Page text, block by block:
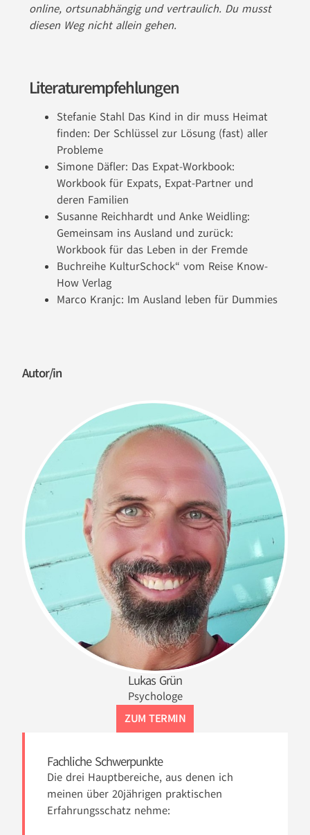
online, ortsunabhängig und vertraulich. Du musst
diesen Weg nicht allein gehen.
Literaturempfehlungen
⁠Stefanie Stahl Das Kind in dir muss Heimat
finden: Der Schlüssel zur Lösung (fast) aller
Probleme
Simone Däfler: Das Expat-Workbook:
Workbook für Expats, Expat-Partner und
deren Familien
Susanne Reichhardt und Anke Weidling:
Gemeinsam ins Ausland und zurück:
Workbook für das Leben in der Fremde
⁠Buchreihe KulturSchock“ vom Reise Know-
How Verlag
⁠Marco Kranjc: Im Ausland leben für Dummies
Autor/in
Lukas Grün
Psychologe
ZUM TERMIN
Fachliche Schwerpunkte
Die drei Hauptbereiche, aus denen ich
meinen über 20jährigen praktischen
Erfahrungsschatz nehme: